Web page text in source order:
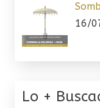
16/
Lo +